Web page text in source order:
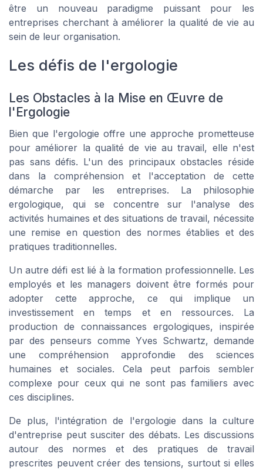
être un nouveau paradigme puissant pour les
entreprises cherchant à améliorer la qualité de vie au
sein de leur organisation.
Les défis de l'ergologie
Les Obstacles à la Mise en Œuvre de
l'Ergologie
Bien que l'ergologie offre une approche prometteuse
pour améliorer la qualité de vie au travail, elle n'est
pas sans défis. L'un des principaux obstacles réside
dans la compréhension et l'acceptation de cette
démarche par les entreprises. La philosophie
ergologique, qui se concentre sur l'analyse des
activités humaines et des situations de travail, nécessite
une remise en question des normes établies et des
pratiques traditionnelles.
Un autre défi est lié à la formation professionnelle. Les
employés et les managers doivent être formés pour
adopter cette approche, ce qui implique un
investissement en temps et en ressources. La
production de connaissances ergologiques, inspirée
par des penseurs comme Yves Schwartz, demande
une compréhension approfondie des sciences
humaines et sociales. Cela peut parfois sembler
complexe pour ceux qui ne sont pas familiers avec
ces disciplines.
De plus, l'intégration de l'ergologie dans la culture
d'entreprise peut susciter des débats. Les discussions
autour des normes et des pratiques de travail
prescrites peuvent créer des tensions, surtout si elles